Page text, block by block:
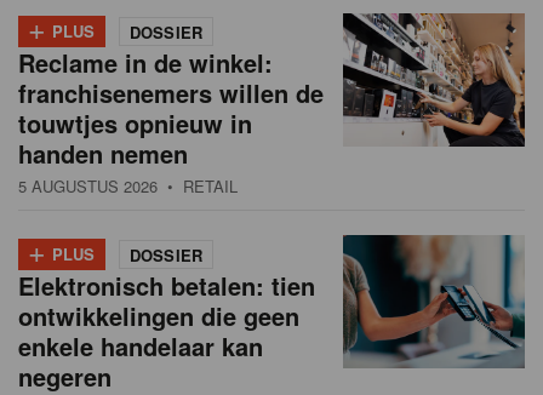
+ PLUS DOSSIER
Reclame in de winkel:
franchisenemers willen de
touwtjes opnieuw in
handen nemen
5 AUGUSTUS 2026 • RETAIL
+ PLUS DOSSIER
Elektronisch betalen: tien
ontwikkelingen die geen
enkele handelaar kan
negeren